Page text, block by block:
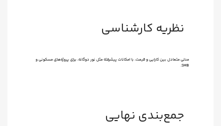
نظریه کارشناسی
مدلی متعادل بین کارایی و قیمت، با امکانات پیشرفته مثل نور دوگانه، برای پروژه‌های مسکونی و
SMB.
جمع‌بندی نهایی